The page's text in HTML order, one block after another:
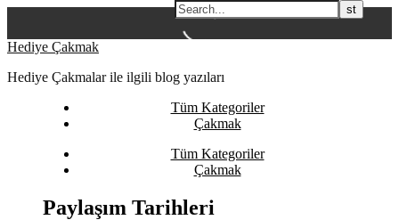
Skip
content
Hediye Çakmak
Hediye Çakmalar ile ilgili blog yazıları
Tüm Kategoriler
Çakmak
Tüm Kategoriler
Çakmak
Paylaşım Tarihleri